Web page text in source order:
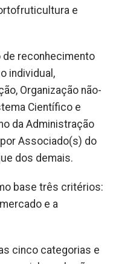
e
de reconhecimento
individual,
Organização não-
Científico e
da Administração
Associado(s) do
dos demais.
base três critérios:
e a
cinco categorias e